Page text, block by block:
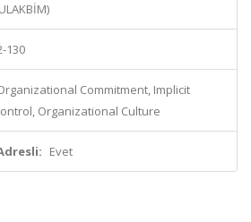
130
Commitment, Implicit
Organizational Culture
Evet